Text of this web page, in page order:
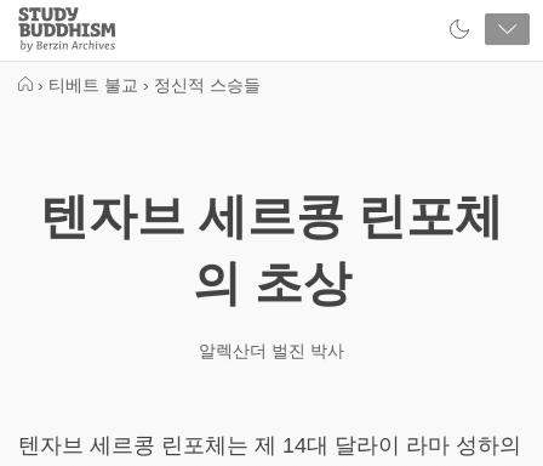
Close
Study
Buddhism
› 티베트 불교 › 정신적 스승들
텐자브 세르콩 린포체
의 초상
알렉산더 벌진 박사
텐자브 세르콩 린포체는 제 14대 달라이 라마 성하의